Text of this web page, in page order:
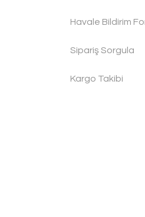
Havale Bildirim
Sipariş Sorgula
Kargo Takibi